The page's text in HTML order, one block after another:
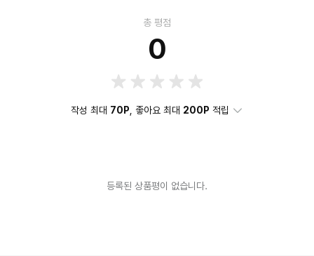
총 평점
0
작성 최대 70P , 좋아요 최대 200P 적립
등록된 상품평이 없습니다.